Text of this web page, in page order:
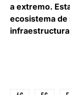
a extremo.
ecosistema de